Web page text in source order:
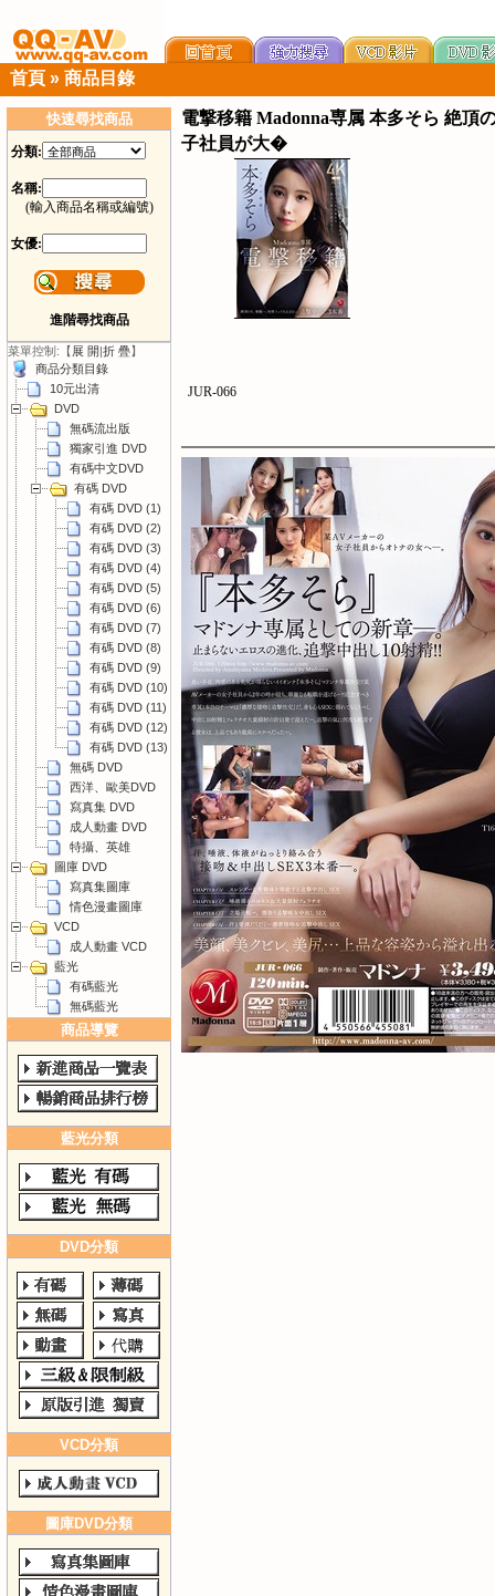
首頁 » 商品目錄
快速尋找商品
分類:
名稱:
(輸入商品名稱或編號)
女優:
進階尋找商品
菜單控制:【展 開|折 疊】
商品分類目錄
10元出清
DVD
無碼流出版
獨家引進 DVD
有碼中文DVD
有碼 DVD
有碼 DVD (1)
有碼 DVD (2)
有碼 DVD (3)
有碼 DVD (4)
有碼 DVD (5)
有碼 DVD (6)
有碼 DVD (7)
有碼 DVD (8)
有碼 DVD (9)
有碼 DVD (10)
有碼 DVD (11)
有碼 DVD (12)
有碼 DVD (13)
無碼 DVD
西洋、歐美DVD
寫真集 DVD
成人動畫 DVD
特攝、英雄
圖庫 DVD
寫真集圖庫
情色漫畫圖庫
VCD
成人動畫 VCD
藍光
有碼藍光
無碼藍光
商品導覽
藍光分類
DVD分類
VCD分類
圖庫DVD分類
電撃移籍 Madonna専属 本多そら 絶頂
子社員が大�
JUR-066